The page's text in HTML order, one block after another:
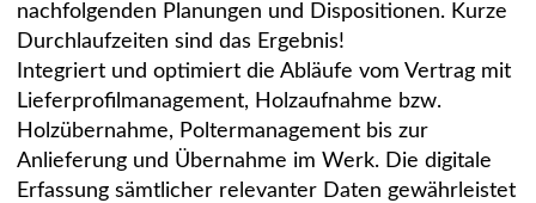
nachfolgenden Planungen und Dispositionen. Kurze
Durchlaufzeiten sind das Ergebnis!
Integriert und optimiert die Abläufe vom Vertrag mit
Lieferprofilmanagement, Holzaufnahme bzw.
Holzübernahme, Poltermanagement bis zur
Anlieferung und Übernahme im Werk. Die digitale
Erfassung sämtlicher relevanter Daten gewährleistet